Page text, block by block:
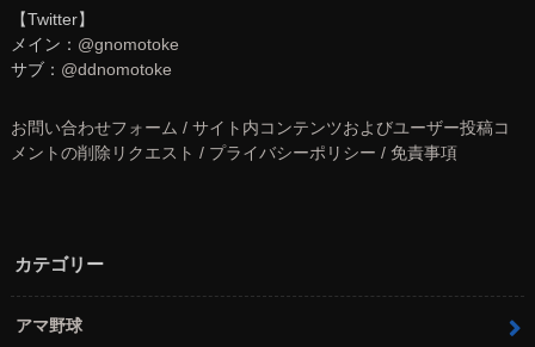
【Twitter】
メイン： @gnomotoke
サブ： @ddnomotoke
お問い合わせフォーム / サイト内コンテンツおよびユーザー投稿コ
メントの削除リクエスト / プライバシーポリシー / 免責事項
カテゴリー
アマ野球